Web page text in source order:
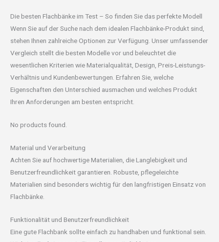
Die besten Flachbänke im Test – So finden Sie das perfekte Modell
Wenn Sie auf der Suche nach dem idealen Flachbänke-Produkt sind,
stehen Ihnen zahlreiche Optionen zur Verfügung. Unser umfassender
Vergleich stellt die besten Modelle vor und beleuchtet die
wesentlichen Kriterien wie Materialqualität, Design, Preis-Leistungs-
Verhältnis und Kundenbewertungen. Erfahren Sie, welche
Eigenschaften den Unterschied ausmachen und welches Produkt
Ihren Anforderungen am besten entspricht.
No products found.
Material und Verarbeitung
Achten Sie auf hochwertige Materialien, die Langlebigkeit und
Benutzerfreundlichkeit garantieren. Robuste, pflegeleichte
Materialien sind besonders wichtig für den langfristigen Einsatz von
Flachbänke.
Funktionalität und Benutzerfreundlichkeit
Eine gute Flachbank sollte einfach zu handhaben und funktional sein.